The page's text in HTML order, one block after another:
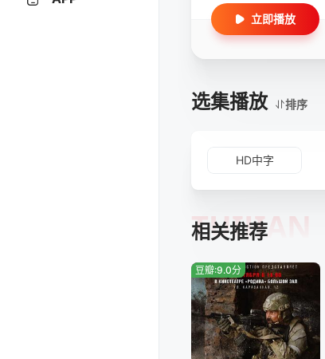
立即播放
选集播放 排序
HD中字
相关推荐
TUIJIAN
豆瓣:9.0分